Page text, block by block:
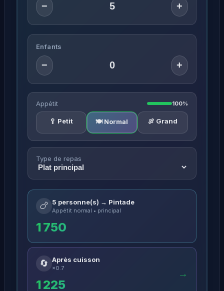
− +
Enfants
− +
Appétit 100%
🥄 Petit 🍽️ Normal 🍖 Grand
Type de repas
🍗 5 personne(s) → Pintade
Appétit normal • principal
1 750
🔄 Après cuisson
×0.7
1 225
→